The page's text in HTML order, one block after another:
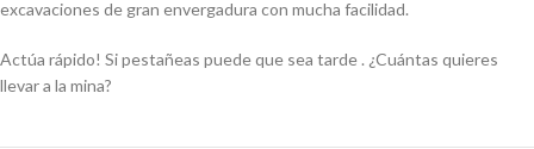
excavaciones de gran envergadura con mucha facilidad.
Actúa rápido! Si pestañeas puede que sea tarde . ¿Cuántas quieres
llevar a la mina?